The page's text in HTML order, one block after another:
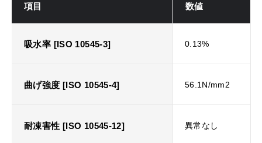
項目 数値
吸水率 [ISO 10545-3] 0.13%
曲げ強度 [ISO 10545-4] 56.1N/mm2
耐凍害性 [ISO 10545-12] 異常なし